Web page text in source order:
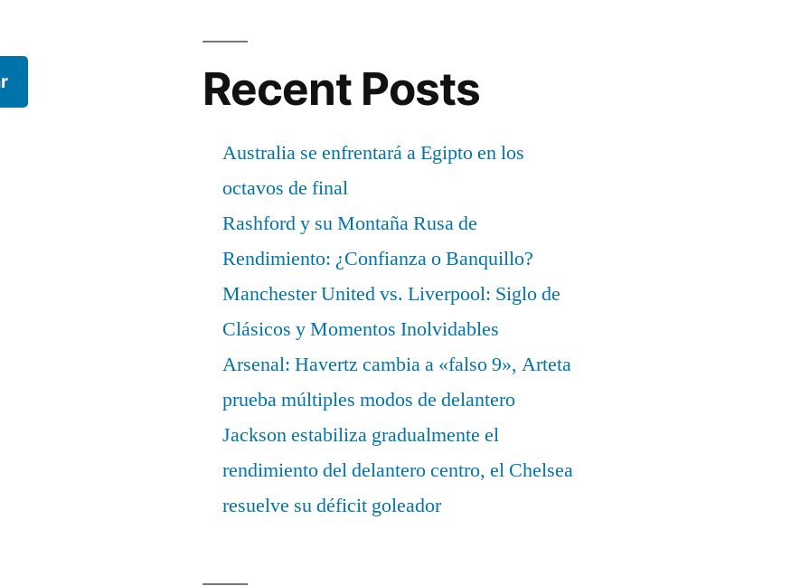
Recent Posts
Australia se enfrentará a Egipto en los
octavos de final
Rashford y su Montaña Rusa de
Rendimiento: ¿Confianza o Banquillo?
Manchester United vs. Liverpool: Siglo de
Clásicos y Momentos Inolvidables
Arsenal: Havertz cambia a «falso 9», Arteta
prueba múltiples modos de delantero
Jackson estabiliza gradualmente el
rendimiento del delantero centro, el Chelsea
resuelve su déficit goleador